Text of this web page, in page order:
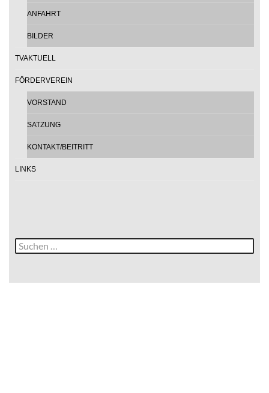
ANFAHRT
BILDER
TVAKTUELL
FÖRDERVEREIN
VORSTAND
SATZUNG
KONTAKT/BEITRITT
LINKS
Suche
nach: